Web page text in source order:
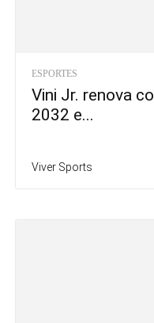
ESPORTES
Vini Jr. renova
2032 e...
Viver Sports